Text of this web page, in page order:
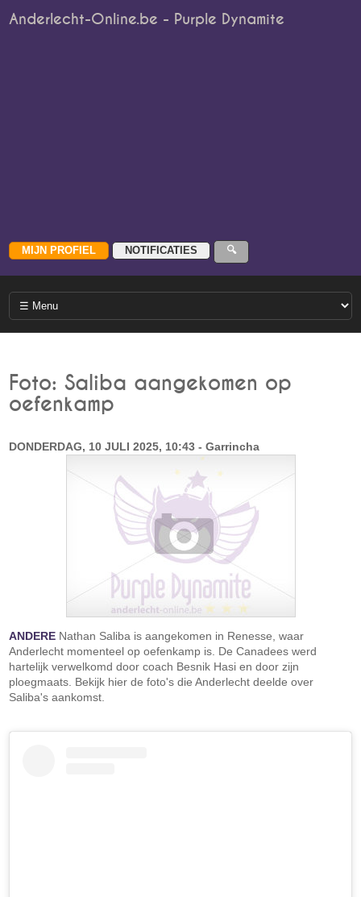
Anderlecht-Online.be - Purple Dynamite
Foto: Saliba aangekomen op
oefenkamp
DONDERDAG, 10 JULI 2025, 10:43 - Garrincha
ANDERE Nathan Saliba is aangekomen in Renesse, waar
Anderlecht momenteel op oefenkamp is. De Canadees werd
hartelijk verwelkomd door coach Besnik Hasi en door zijn
ploegmaats. Bekijk hier de foto's die Anderlecht deelde over
Saliba's aankomst.